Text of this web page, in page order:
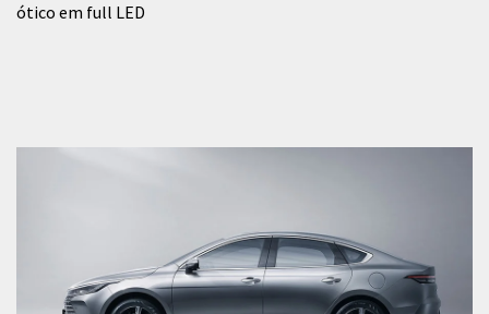
ótico em full LED